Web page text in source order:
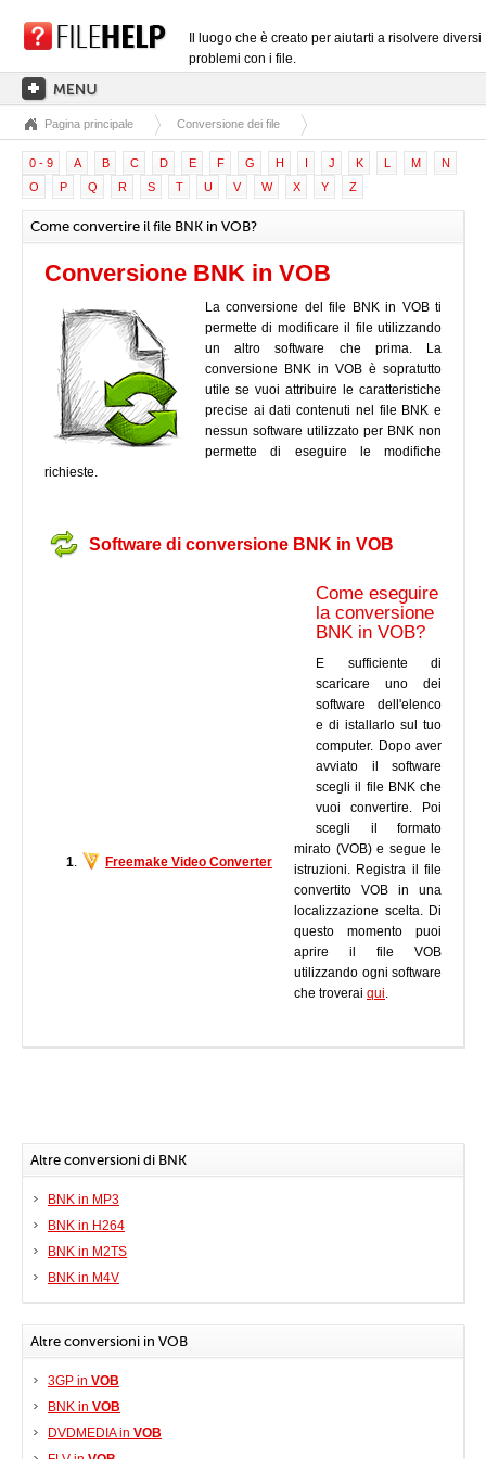
Il luogo che è creato per aiutarti a risolvere diversi
problemi con i file.
PAGINA PRINCIPALE
CATEGORIE DELLE ESTENSIONI
CATEGORIE DEI DRIVER
FILE DLL
CONVERSIONI DI FILE
SOFTWARE
Pagina principale Conversione dei file
0 - 9 A B C D E F G H I J K L M
N
O
P Q R S T U V W X Y Z
Come convertire il file BNK in VOB?
Conversione BNK in VOB
La conversione del file BNK in VOB ti
permette di modificare il file utilizzando
un altro software che prima. La
conversione BNK in VOB è sopratutto
utile se vuoi attribuire le caratteristiche
precise ai dati contenuti nel file BNK e
nessun software utilizzato per BNK non
permette di eseguire le modifiche
richieste.
Software di conversione BNK in VOB
1 Freemake Video Converter
Come eseguire
la conversione
BNK in VOB?
E sufficiente di
scaricare uno dei
software dell'elenco
e di istallarlo sul tuo
computer. Dopo aver
avviato il software
scegli il file BNK che
vuoi convertire. Poi
scegli il formato
mirato (VOB) e segue le
istruzioni. Registra il file
convertito VOB in una
localizzazione scelta. Di
questo momento puoi
aprire il file VOB
utilizzando ogni software
che troverai qui.
Altre conversioni di BNK
BNK in MP3
BNK in H264
BNK in M2TS
BNK in M4V
Altre conversioni in VOB
3GP in VOB
BNK in VOB
DVDMEDIA in VOB